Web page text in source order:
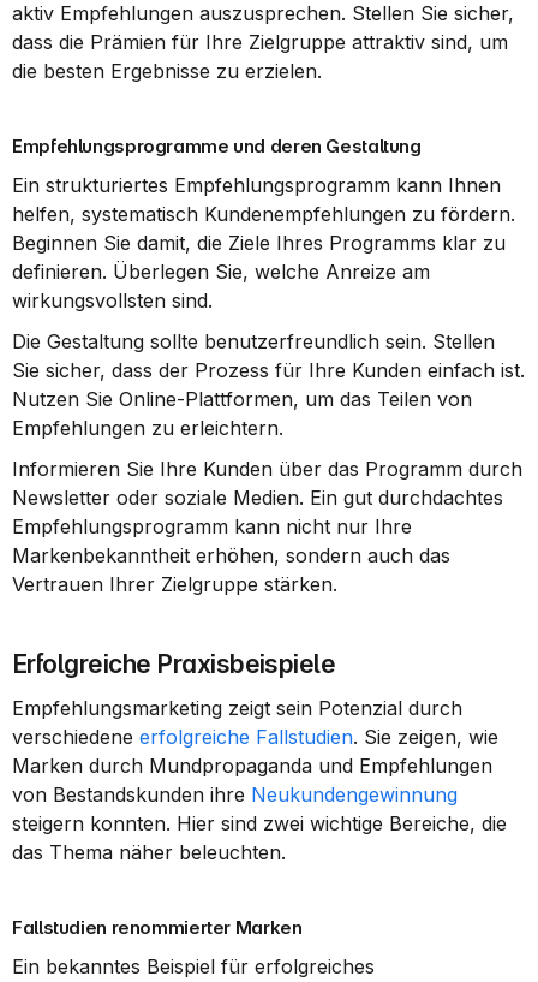
aktiv Empfehlungen auszusprechen. Stellen Sie sicher,
dass die Prämien für Ihre Zielgruppe attraktiv sind, um
die besten Ergebnisse zu erzielen.
Empfehlungsprogramme und deren Gestaltung
Ein strukturiertes Empfehlungsprogramm kann Ihnen
helfen, systematisch Kundenempfehlungen zu fördern.
Beginnen Sie damit, die Ziele Ihres Programms klar zu
definieren. Überlegen Sie, welche Anreize am
wirkungsvollsten sind.
Die Gestaltung sollte benutzerfreundlich sein. Stellen
Sie sicher, dass der Prozess für Ihre Kunden einfach ist.
Nutzen Sie Online-Plattformen, um das Teilen von
Empfehlungen zu erleichtern.
Informieren Sie Ihre Kunden über das Programm durch
Newsletter oder soziale Medien. Ein gut durchdachtes
Empfehlungsprogramm kann nicht nur Ihre
Markenbekanntheit erhöhen, sondern auch das
Vertrauen Ihrer Zielgruppe stärken.
Erfolgreiche Praxisbeispiele
Empfehlungsmarketing zeigt sein Potenzial durch
verschiedene erfolgreiche Fallstudien. Sie zeigen, wie
Marken durch Mundpropaganda und Empfehlungen
von Bestandskunden ihre Neukundengewinnung
steigern konnten. Hier sind zwei wichtige Bereiche, die
das Thema näher beleuchten.
Fallstudien renommierter Marken
Ein bekanntes Beispiel für erfolgreiches